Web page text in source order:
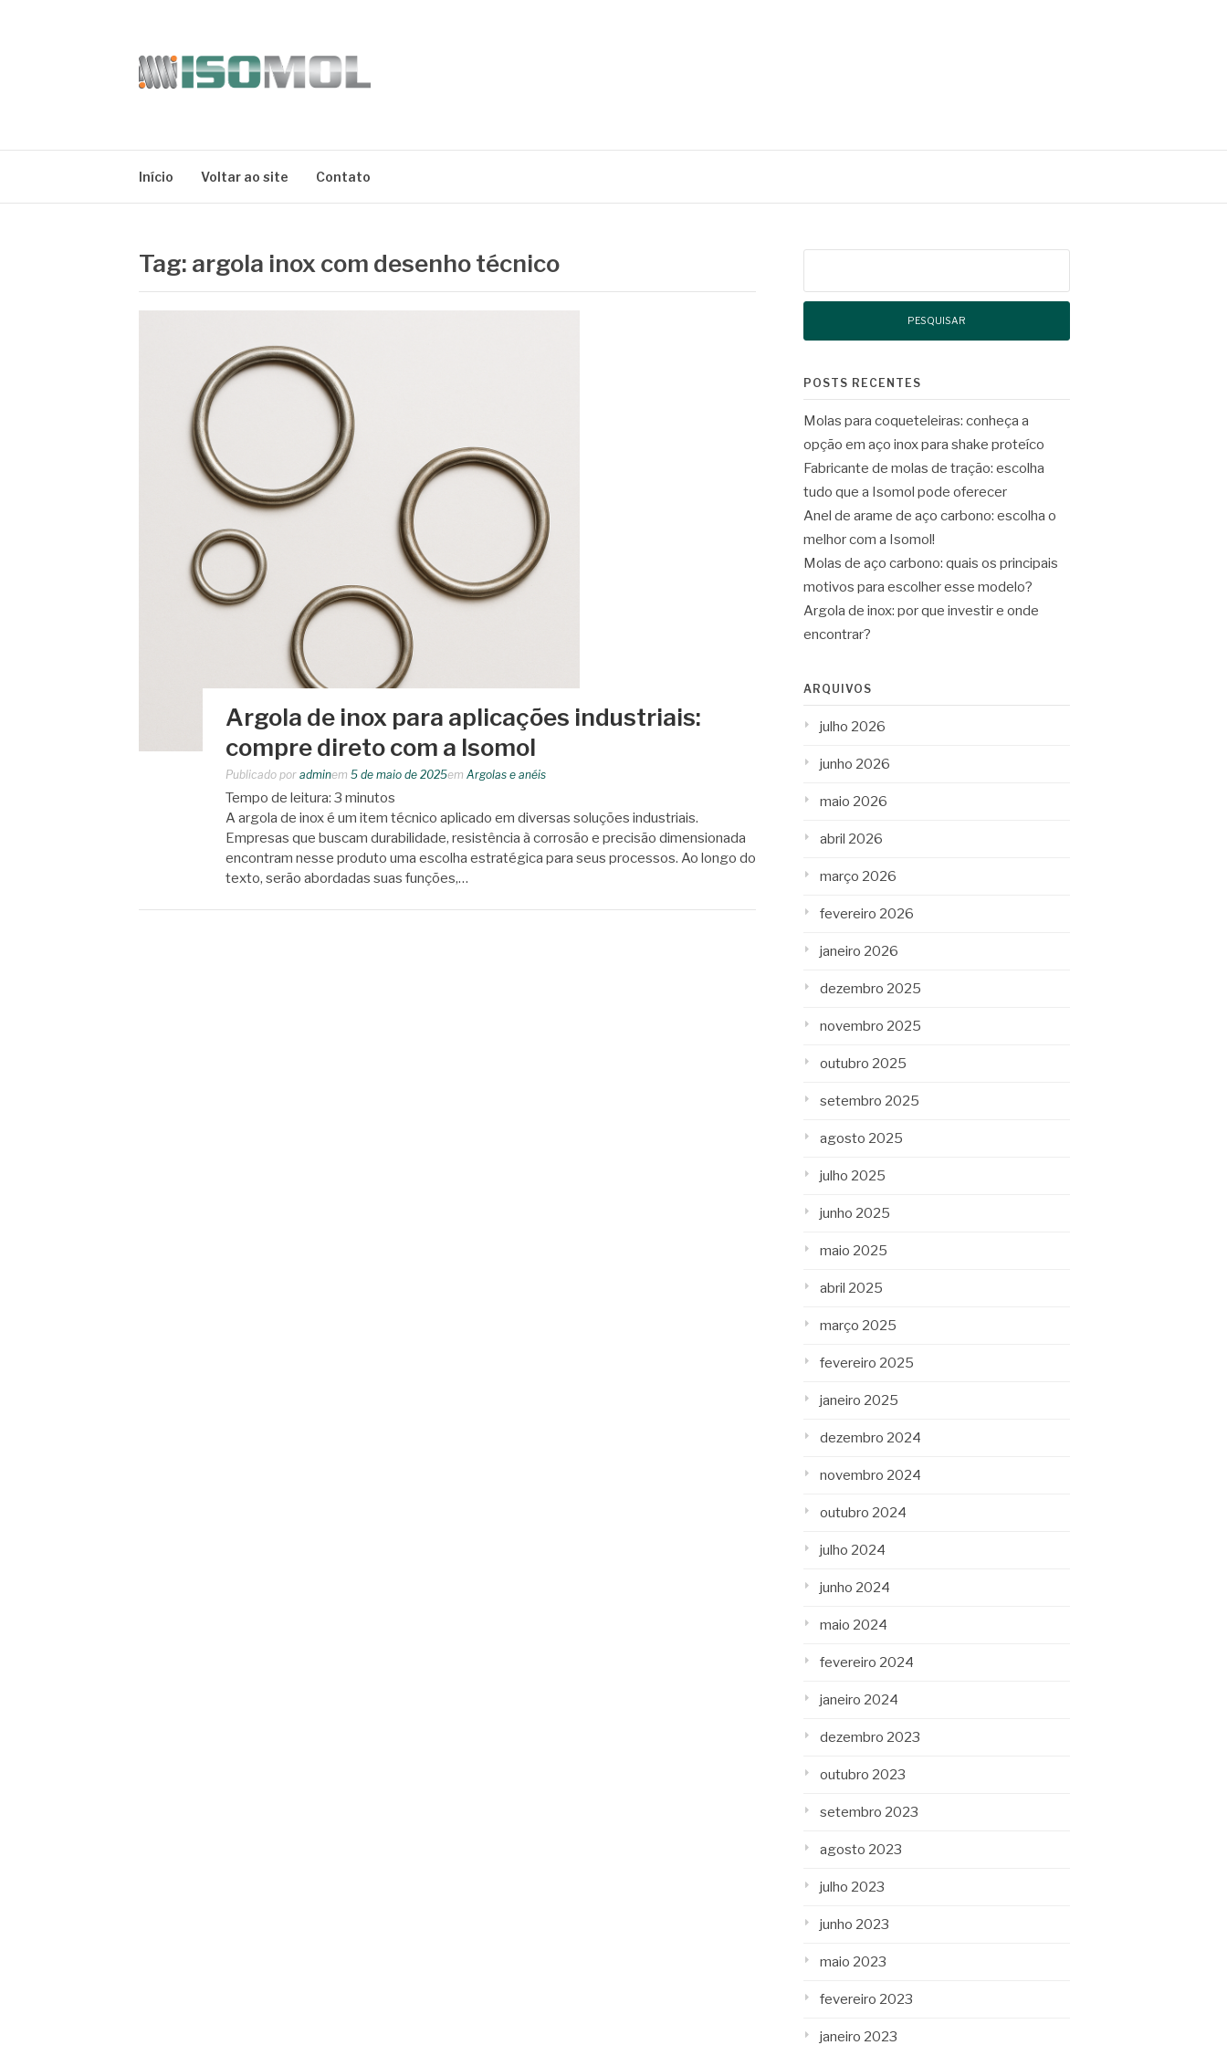
Início Voltar ao site Contato
Tag: argola inox com desenho técnico
Argola de inox para aplicações industriais:
compre direto com a Isomol
Publicado por adminem 5 de maio de 2025em Argolas e anéis
Tempo de leitura: 3 minutos
A argola de inox é um item técnico aplicado em diversas soluções industriais.
Empresas que buscam durabilidade, resistência à corrosão e precisão dimensionada
encontram nesse produto uma escolha estratégica para seus processos. Ao longo do
texto, serão abordadas suas funções,…
POSTS RECENTES
Molas para coqueteleiras: conheça a
opção em aço inox para shake proteíco
Fabricante de molas de tração: escolha
tudo que a Isomol pode oferecer
Anel de arame de aço carbono: escolha o
melhor com a Isomol!
Molas de aço carbono: quais os principais
motivos para escolher esse modelo?
Argola de inox: por que investir e onde
encontrar?
ARQUIVOS
julho 2026
junho 2026
maio 2026
abril 2026
março 2026
fevereiro 2026
janeiro 2026
dezembro 2025
novembro 2025
outubro 2025
setembro 2025
agosto 2025
julho 2025
junho 2025
maio 2025
abril 2025
março 2025
fevereiro 2025
janeiro 2025
dezembro 2024
novembro 2024
outubro 2024
julho 2024
junho 2024
maio 2024
fevereiro 2024
janeiro 2024
dezembro 2023
outubro 2023
setembro 2023
agosto 2023
julho 2023
junho 2023
maio 2023
fevereiro 2023
janeiro 2023